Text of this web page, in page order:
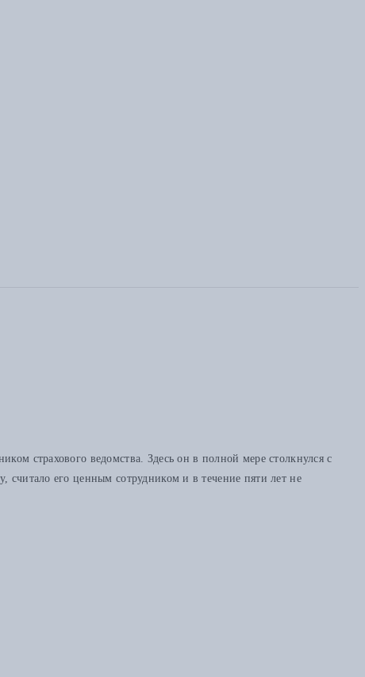
страхового ведомства. Здесь он в полной мере столкнулся с
считало его ценным сотрудником и в течение пяти лет не